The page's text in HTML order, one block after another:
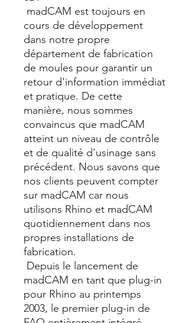
madCAM est toujours en
cours de développement
dans notre propre
département de fabrication
de moules pour garantir un
retour d'information immédiat
et pratique. De cette
manière, nous sommes
convaincus que madCAM
atteint un niveau de contrôle
et de qualité d’usinage sans
précédent. Nous savons que
nos clients peuvent compter
sur madCAM car nous
utilisons Rhino et madCAM
quotidiennement dans nos
propres installations de
fabrication.
Depuis le lancement de
madCAM en tant que plug-in
pour Rhino au printemps
2003, le premier plug-in de